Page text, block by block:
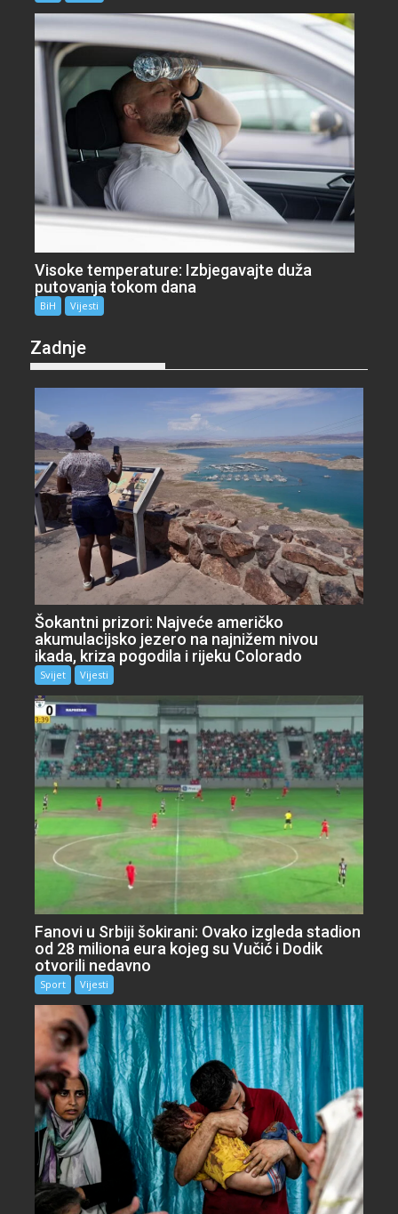
Visoke temperature: Izbjegavajte duža
putovanja tokom dana
BiH Vijesti
Zadnje
Šokantni prizori: Najveće američko
akumulacijsko jezero na najnižem nivou
ikada, kriza pogodila i rijeku Colorado
Svijet Vijesti
Fanovi u Srbiji šokirani: Ovako izgleda stadion
od 28 miliona eura kojeg su Vučić i Dodik
otvorili nedavno
Sport Vijesti